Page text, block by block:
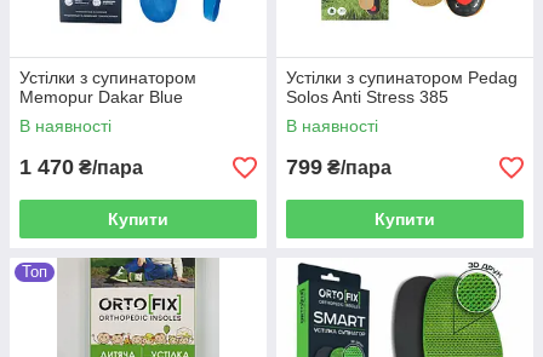
Устілки з супинатором
Memopur Dakar Blue
В наявності
1 470 ₴/пара
Купити
Устілки з супинатором Pedag
Solos Anti Stress 385
В наявності
799 ₴/пара
Купити
Топ